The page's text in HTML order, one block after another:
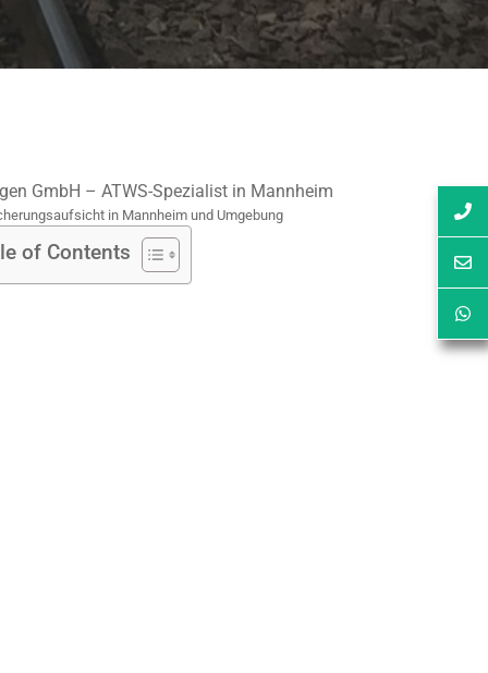
in Mannheim und Umgebung
of Contents